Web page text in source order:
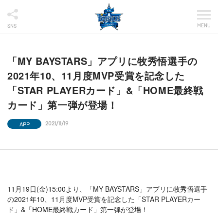
SNS MENU
「MY BAYSTARS」アプリに牧秀悟選手の
2021年10、11月度MVP受賞を記念した
「STAR PLAYERカード」&「HOME最終戦
カード」第一弾が登場！
APP 2021/11/19
11月19日(金)15:00より、「MY BAYSTARS」アプリに牧秀悟選手
の2021年10、11月度MVP受賞を記念した「STAR PLAYERカー
ド」&「HOME最終戦カード」第一弾が登場！